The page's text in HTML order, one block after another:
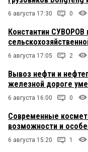
6 августа 17:30 0
Константин СУВОРОВ
6 августа 17:05 2
Вывоз нефти и
железной дороге
6 августа 16:00 0
Современные
возможности и
6 августа 15:20 1